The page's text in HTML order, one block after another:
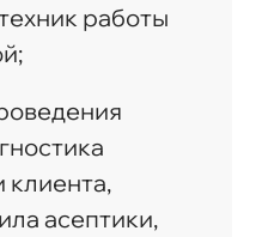
работы
клиента,
асептики,